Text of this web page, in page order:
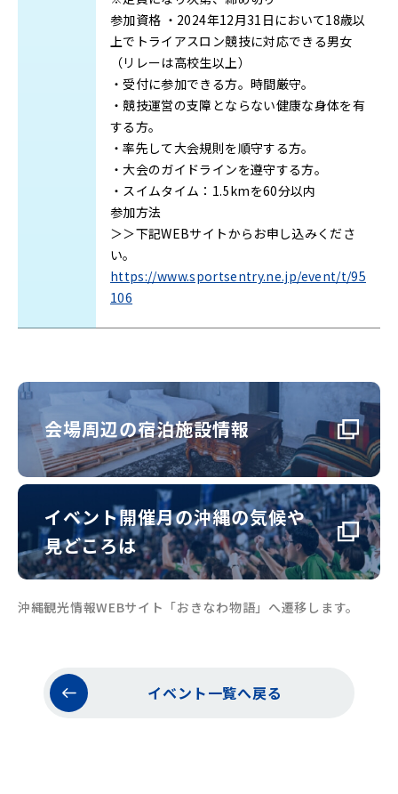
参加資格 ・2024年12月31日において18歳以
上でトライアスロン競技に対応できる男女
（リレーは高校生以上）
・受付に参加できる方。時間厳守。
・競技運営の支障とならない健康な身体を有
する方。
・率先して大会規則を順守する方。
・大会のガイドラインを遵守する方。
・スイムタイム：1.5kmを60分以内
参加方法
＞＞下記WEBサイトからお申し込みくださ
い。
https://www.sportsentry.ne.jp/event/t/95
106
会場周辺の宿泊施設情報
イベント開催月の沖縄の気候や
見どころは
沖縄観光情報WEBサイト「おきなわ物語」へ遷移します。
イベント一覧へ戻る